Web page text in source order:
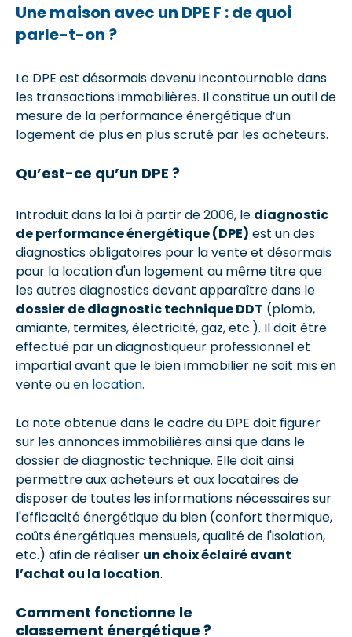
Une maison avec un DPE F : de quoi
parle-t-on ?
Le DPE est désormais devenu incontournable dans
les transactions immobilières. Il constitue un outil de
mesure de la performance énergétique d’un
logement de plus en plus scruté par les acheteurs.
Qu’est-ce qu’un DPE ?
Introduit dans la loi à partir de 2006, le diagnostic
de performance énergétique (DPE) est un des
diagnostics obligatoires pour la vente et désormais
pour la location d'un logement au même titre que
les autres diagnostics devant apparaître dans le
dossier de diagnostic technique DDT (plomb,
amiante, termites, électricité, gaz, etc.). Il doit être
effectué par un diagnostiqueur professionnel et
impartial avant que le bien immobilier ne soit mis en
vente ouen location.
La note obtenue dans le cadre du DPE doit figurer
sur les annonces immobilières ainsi que dans le
dossier de diagnostic technique. Elle doit ainsi
permettre aux acheteurs et aux locataires de
disposer de toutes les informations nécessaires sur
l'efficacité énergétique du bien (confort thermique,
coûts énergétiques mensuels, qualité de l'isolation,
etc.) afin de réaliser un choix éclairé avant
l’achat ou la location.
Comment fonctionne le
classement énergétique ?